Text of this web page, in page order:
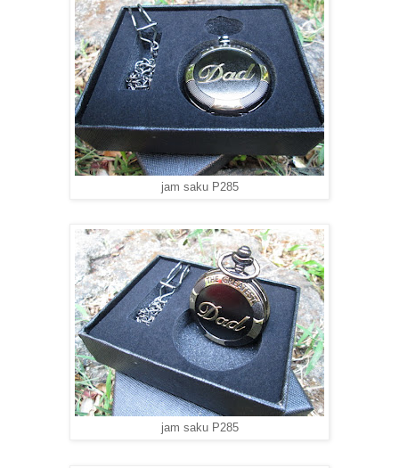
jam saku P285
jam saku P285